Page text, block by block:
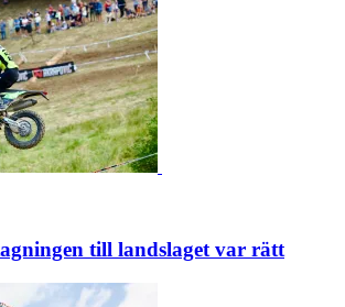
till landslaget var rätt